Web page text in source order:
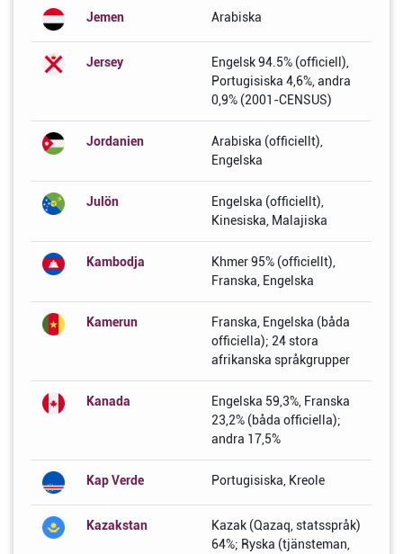
Jemen Arabiska
Jersey
Engelsk 94.5% (officiell),
Portugisiska 4,6%, andra
0,9% (2001-CENSUS)
Jordanien
Arabiska (officiellt),
Engelska
Julön
Engelska (officiellt),
Kinesiska, Malajiska
Kambodja
Khmer 95% (officiellt),
Franska, Engelska
Kamerun
Franska, Engelska (båda
officiella); 24 stora
afrikanska språkgrupper
Kanada
Engelska 59,3%, Franska
23,2% (båda officiella);
andra 17,5%
Kap Verde Portugisiska, Kreole
Kazakstan
Kazak (Qazaq, statsspråk)
64%; Ryska (tjänsteman,